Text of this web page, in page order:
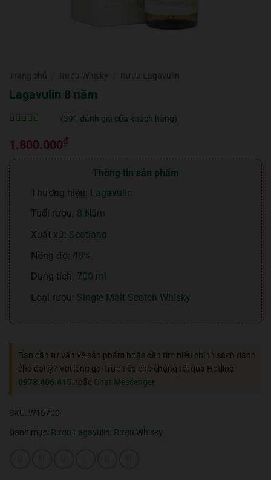
Lagavulin 8 năm
trênđánh
giá
(391 đánh giá của khách hàng)
1.800.000₫
Thông tin sản phẩm
Thương hiệu: Lagavulin
Tuổi rượu: 8 Năm
Xuất xứ: Scotland
Nồng độ: 48%
Dung tích: 700 ml
Loại rượu: Single Malt Scotch Whisky
Bạn cần tư vấn về sản phẩm hoặc cần tìm hiểu chính sách dành
cho đại lý? Vui lòng gọi trực tiếp cho chúng tôi qua Hotline
0978.406.415 hoặc Chat Messenger
SKU: W16700
Danh mục: Rượu Lagavulin, Rượu Whisky